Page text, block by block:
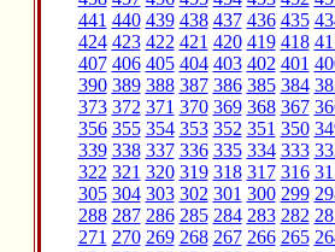
441 440 439 438 437 436 435
424 423 422 421 420 419 418
407 406 405 404 403 402 401
390 389 388 387 386 385 384
373 372 371 370 369 368 367
356 355 354 353 352 351 350
339 338 337 336 335 334 333
322 321 320 319 318 317 316
305 304 303 302 301 300 299
288 287 286 285 284 283 282
271 270 269 268 267 266 265